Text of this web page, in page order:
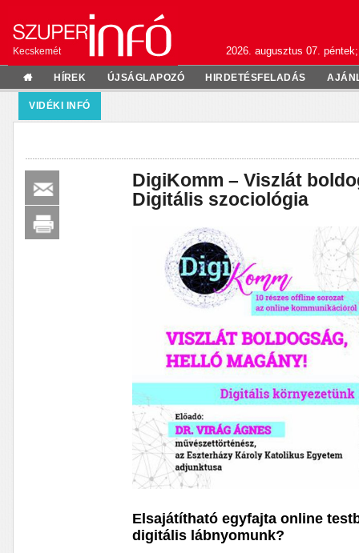
Kecskemét 2026. augusztus 07.
HÍREK ÚJSÁGLAPOZÓ HIRDETÉSFELADÁS
VIDÉKI INFÓ
DigiKomm – Viszlát
Digitális szociológia
Elsajátítható egyfajta online
digitális lábnyomunk?